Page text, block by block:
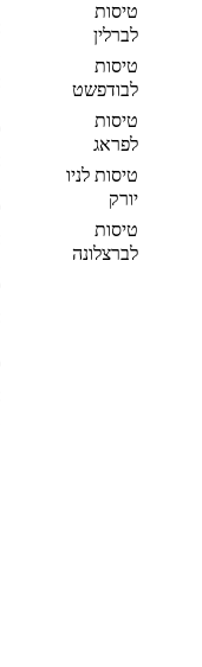
טיסות
לברלין
טיסות
לבודפשט
טיסות
לפראג
טיסות לניו
יורק
טיסות
לברצלונה